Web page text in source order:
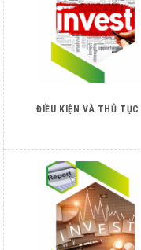
ĐIỀU KIỆN VÀ THỦ